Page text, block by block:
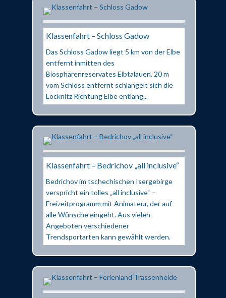
Klassenfahrt – Schloss Gadow
Das Schloss Gadow liegt 5 km von der Elbe
entfernt inmitten des
Biosphärenreservates Elbtalauen. 20 m
vom Schloss entfernt schlängelt sich die
Löcknitz Richtung Elbe entlang...
Klassenfahrt – Bedrichov „all inclusive“
Bedrichov im tschechischen Isergebirge
verspricht ein tolles „all inclusive“ –
Freizeitprogramm mit Animateur, der auf
alle Wünsche eingeht. Aus vielen
Angeboten verschiedener
Trendsportarten kann gewählt werden.